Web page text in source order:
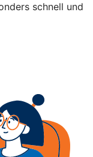
schnell und